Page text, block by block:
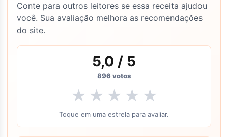
Conte para outros leitores se essa receita ajudou
você. Sua avaliação melhora as recomendações
do site.
5,0 / 5
896 votos
★ ★ ★ ★ ★
Toque em uma estrela para avaliar.